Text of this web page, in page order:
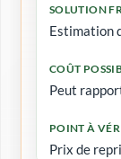
Estimation
Peut
Prix de